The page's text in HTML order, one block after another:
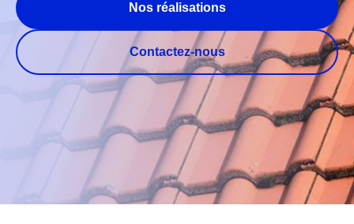
Nos réalisations
Contactez-nous